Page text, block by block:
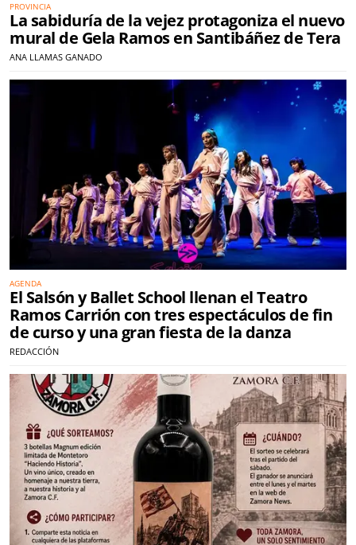
PROVINCIA
La sabiduría de la vejez protagoniza el nuevo
mural de Gela Ramos en Santibáñez de Tera
ANA LLAMAS GANADO
AGENDA
El Salsón y Ballet School llenan el Teatro
Ramos Carrión con tres espectáculos de fin
de curso y una gran fiesta de la danza
REDACCIÓN